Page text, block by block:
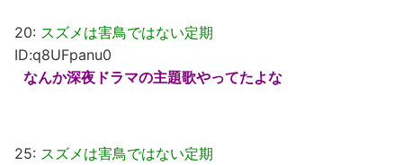
20: スズメは害鳥ではない定期
ID:q8UFpanu0
なんか深夜ドラマの主題歌やってたよな
25: スズメは害鳥ではない定期